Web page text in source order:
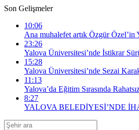
Son Gelişmeler
10:06
Ana muhalefet artık Özgür Özel’in
23:26
Yalova Üniversitesi’nde İstikrar
15:28
Yalova Üniversitesi’nde Sezai
11:13
Yalova’da Eğitim Sırasında
8:27
YALOVA BELEDİYESİ’NDE